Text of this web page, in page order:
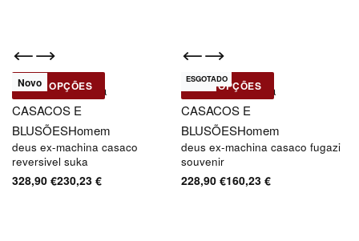
Novo -30% OFF
VER OPÇÕES
Deus Ex-Machina
CASACOS E
BLUSÕESHomem
deus ex-machina casaco
reversivel suka
328,90 €230,23 €
Novo -30% OFF
ESGOTADO
VER OPÇÕES
Deus Ex-Machina
CASACOS E
BLUSÕESHomem
deus ex-machina casaco fugazi
souvenir
228,90 €160,23 €